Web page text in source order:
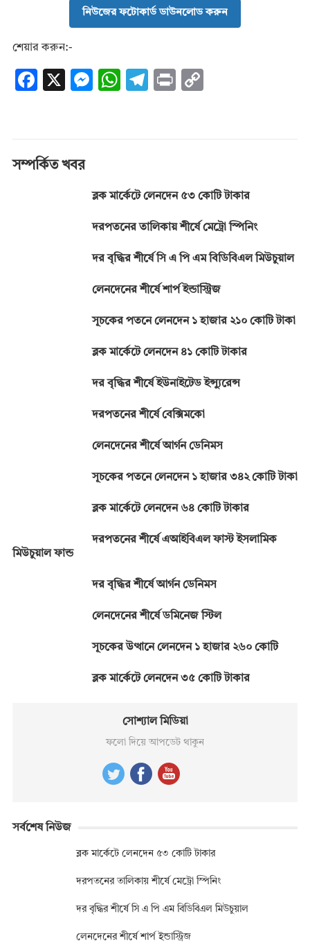
নিউজের ফটোকার্ড ডাউনলোড করুন
শেয়ার করুন:-
F
o
X
M
er
W
p
T
m
Pr
n
সম্পর্কিত খবর
ব্লক মার্কেটে লেনদেন ৫৩ কোটি টাকার
দরপতনের তালিকায় শীর্ষে মেট্রো স্পিনিং
দর বৃদ্ধির শীর্ষে সি এ পি এম বিডিবিএল মিউচুয়াল
লেনদেনের শীর্ষে শার্প ইন্ডাস্ট্রিজ
সূচকের পতনে লেনদেন ১ হাজার ২১০ কোটি টাকা
ব্লক মার্কেটে লেনদেন ৪১ কোটি টাকার
দর বৃদ্ধির শীর্ষে ইউনাইটেড ইন্স্যুরেন্স
দরপতনের শীর্ষে বেক্সিমকো
লেনদেনের শীর্ষে আর্গন ডেনিমস
সূচকের পতনে লেনদেন ১ হাজার ৩৪২ কোটি টাকা
ব্লক মার্কেটে লেনদেন ৬৪ কোটি টাকার
দরপতনের শীর্ষে এআইবিএল ফাস্ট ইসলামিক
মিউচুয়াল ফান্ড
দর বৃদ্ধির শীর্ষে আর্গন ডেনিমস
লেনদেনের শীর্ষে ডমিনেজ স্টিল
সূচকের উত্থানে লেনদেন ১ হাজার ২৬০ কোটি
ব্লক মার্কেটে লেনদেন ৩৫ কোটি টাকার
সোশ্যাল মিডিয়া
ফলো দিয়ে আপডেট থাকুন
সর্বশেষ নিউজ
ব্লক মার্কেটে লেনদেন ৫৩ কোটি টাকার
দরপতনের তালিকায় শীর্ষে মেট্রো স্পিনিং
দর বৃদ্ধির শীর্ষে সি এ পি এম বিডিবিএল মিউচুয়াল
লেনদেনের শীর্ষে শার্প ইন্ডাস্ট্রিজ